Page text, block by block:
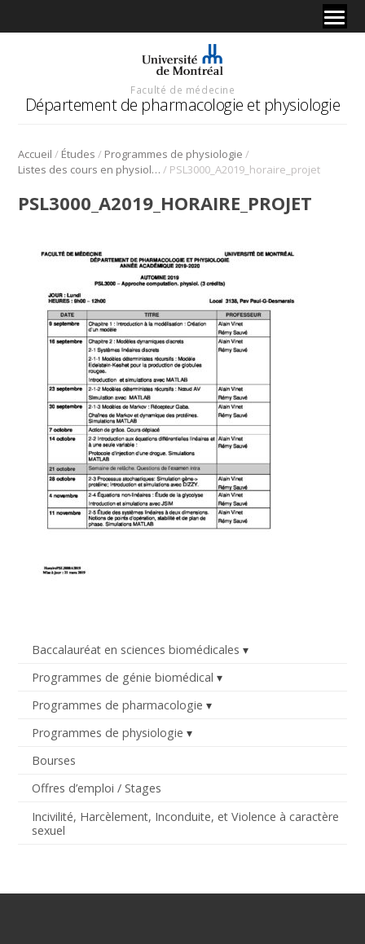
Faculté de médecine
Département de pharmacologie et physiologie
Accueil / Études / Programmes de physiologie /
Listes des cours en physiologie / PSL3000_A2019_horaire_projet
Baccalauréat en sciences biomédicales
Programmes de génie biomédical
Programmes de pharmacologie
Programmes de physiologie
Bourses
Offres d’emploi / Stages
Incivilité, Harcèlement, Inconduite, et Violence à caractère
sexuel
PSL3000_A2019_HORAIRE_PROJET